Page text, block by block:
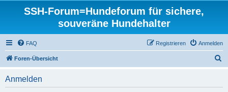
SSH-Forum=Hundeforum für sichere,
souveräne Hundehalter
FAQ Anmelden
Registrieren
Foren-Übersicht
Anmelden